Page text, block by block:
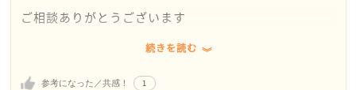
ご相談ありがとうございます
困りましたね、しかし正面から諭しても彼女には響か
ないのではないでしょうか。
続きを読む
参考になった／共感！ 1